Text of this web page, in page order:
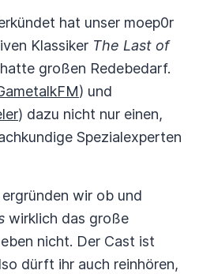
hat unser moep0r
Klassiker The Last of
großen Redebedarf.
) und
) dazu nicht nur einen,
Spezialexperten
wir ob und
wirklich das große
nicht. Der Cast ist
dürft ihr auch reinhören,